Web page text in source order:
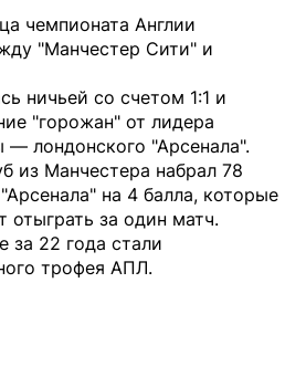
чемпионата Англии
"Манчестер Сити" и
ничьей со счетом 1:1 и
"горожан" от лидера
— лондонского "Арсенала".
из Манчестера набрал 78
на 4 балла, которые
отыграть за один матч.
за 22 года стали
трофея АПЛ.